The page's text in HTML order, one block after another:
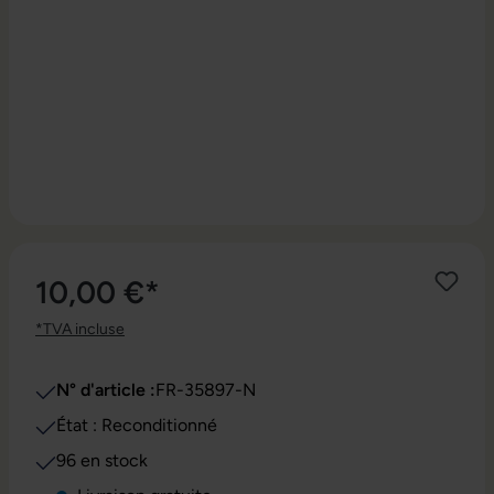
10,00 €*
*TVA incluse
N° d'article :FR-35897-N
État : Reconditionné
96 en stock